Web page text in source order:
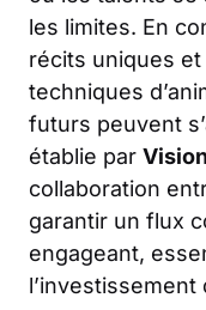
les limites. En
récits uniques
techniques
futurs peuvent
établie par
collaboration
garantir un flux
engageant,
l’investissement